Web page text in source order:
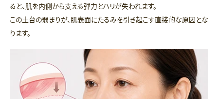
ると、肌を内側から支える弾力とハリが失われます。
この土台の弱まりが、肌表面にたるみを引き起こす直接的な原因とな
ります。